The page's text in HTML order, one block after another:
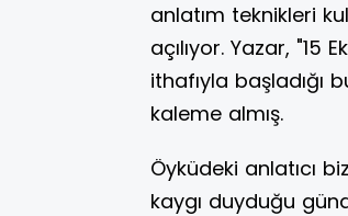
anlatım teknikleri
açılıyor. Yazar,
ithafıyla başladığı
kaleme almış.
Öyküdeki anlatıcı
kaygı duyduğu